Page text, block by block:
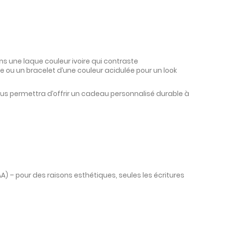
une laque couleur ivoire qui contraste
un bracelet d’une couleur acidulée pour un look
permettra d’offrir un cadeau personnalisé durable à
– pour des raisons esthétiques, seules les écritures